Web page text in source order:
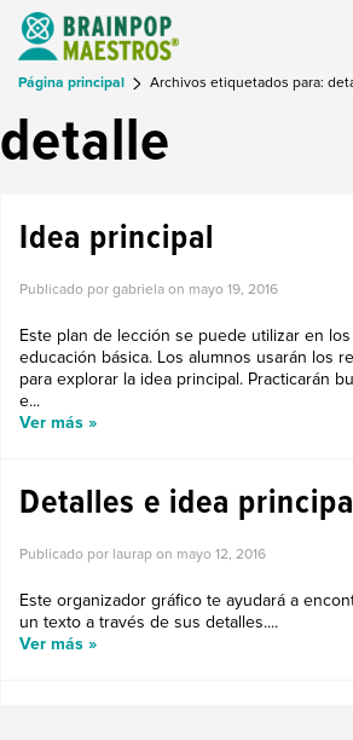
Página principal Archivos etiquetados para:
detalle
Idea principal
Publicado por gabriela on mayo 19, 2016
Este plan de lección se puede utilizar en
educación básica. Los alumnos usarán los
para explorar la idea principal. Practicarán
e...
Ver más »
Detalles e idea
Publicado por laurap on mayo 12, 2016
Este organizador gráfico te ayudará a
un texto a través de sus detalles....
Ver más »